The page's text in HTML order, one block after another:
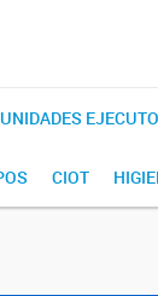
UNIDADES
CIOT